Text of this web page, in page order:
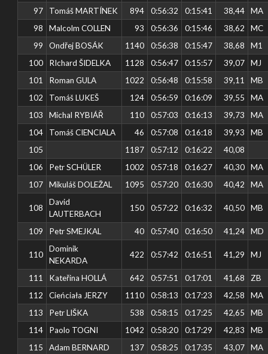
97
Tomáš MARTÍNEK 894 0:56:32 0:15:41 38,44
MA
98
Malcolm COLLEN 93 0:56:36 0:15:46 38,62
MC
99
Ondřej BOSÁK 1140 0:56:38 0:15:47 38,68
M1
100
RIchard ŠIDELKA 1128 0:56:47 0:15:57 39,07
MJ
101
Roman GULA 1022 0:56:48 0:15:58 39,11
MB
102
Tomáš LUKEŠ 124 0:56:59 0:16:09 39,55
MA
103
Michal RYBIÁŘ 110 0:57:03 0:16:13 39,73
MA
104
Tomáš CIENCIALA 46 0:57:08 0:16:18 39,93
MB
105
1187 0:57:12 0:16:22
40,08
106
Petr SCHÜLER 1002 0:57:18 0:16:27 40,30
MA
107
Mikuláš DOLEŽAL 1095 0:57:20 0:16:30 40,42 MA
108
David
LAUTERBACH
150 0:57:22 0:16:32 40,50 MB
109 Petr SMEJKAL 40 0:57:40 0:16:50 41,24 MD
110
Dominik
NEKARDA
422 0:57:42 0:16:51 41,29 MJ
111 Kateřina HOLLÁ 642 0:57:51 0:17:01 41,68
ZB
112
Cieńciała JERZY 1110 0:58:13 0:17:23 42,58
MA
113
Petr LIŠKA 538 0:58:15 0:17:25 42,65
MB
114
Paolo TOGNI 1042 0:58:20 0:17:29 42,83
MB
115
Adam BERNARD 137 0:58:25 0:17:35 43,07 MA